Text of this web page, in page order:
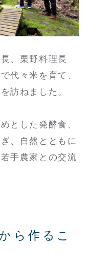
、栗野料理長
代々米を育て、
訪ねました。
とした発酵食、
、自然とともに
手農家との交流
ら作るこ